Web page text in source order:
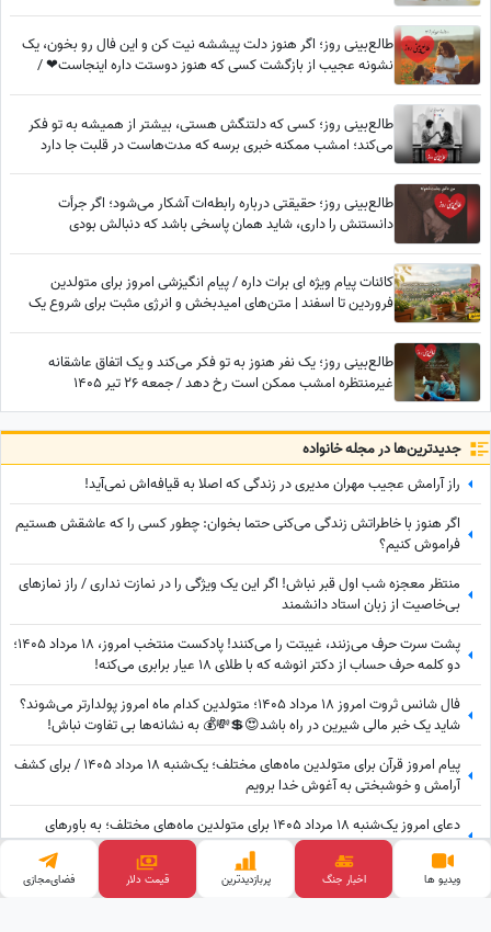
طالع‌بینی روز؛ اگر هنوز دلت پیششه نیت کن و این فال رو بخون، یک
نشونه عجیب از بازگشت کسی که هنوز دوستت داره اینجاست❤ /
طالع‌بینی روز؛ کسی که دلتنگش هستی، بیشتر از همیشه به تو فکر
می‌کند؛ امشب ممکنه خبری برسه که مدت‌هاست در قلبت جا دارد
طالع‌بینی روز؛ حقیقتی درباره رابطه‌ات آشکار می‌شود؛ اگر جرأت
دانستنش را داری، شاید همان پاسخی باشد که دنبالش بودی
کائنات پیام ویژه ای برات داره / پیام انگیزشی امروز برای متولدین
فروردین تا اسفند | متن‌های امیدبخش و انرژی مثبت برای شروع یک
طالع‌بینی روز؛ یک نفر هنوز به تو فکر می‌کند و یک اتفاق عاشقانه
غیرمنتظره امشب ممکن است رخ دهد / جمعه 26 تیر 1405
جدید‌ترین‌ها در مجله خانواده
راز آرامش عجیب مهران مدیری در زندگی که اصلا به قیافه‌اش نمی‌آید!
اگر هنوز با خاطراتش زندگی می‌کنی حتما بخوان: چطور کسی را که عاشقش هستیم
فراموش کنیم؟
منتظر معجزه شب اول قبر نباش! اگر این یک ویژگی را در نمازت نداری / راز نمازهای
بی‌خاصیت از زبان استاد دانشمند
پشت سرت حرف می‌زنند، غیبتت را می‌کنند! پادکست منتخب امروز، 18 مرداد 1405؛
دو کلمه حرف حساب از دکتر انوشه که با طلای 18 عیار برابری می‌کنه!
فال شانس ثروت امروز 18 مرداد 1405؛ متولدین کدام ماه امروز پولدارتر می‌شوند؟
شاید یک خبر مالی شیرین در راه باشد😍💲💸💰 به نشانه‌ها بی تفاوت نباش!
پیام امروز قرآن برای متولدین ماه‌های مختلف؛ یک‌شنبه 18 مرداد 1405 / برای کشف
آرامش و خوشبختی به آغوش خدا برویم
دعای امروز یک‌شنبه 18 مرداد 1405 برای متولدین ماه‌های مختلف؛ به باورهای
درستت پایبند بمان، حتی اگر دیگران آن را نپذیرند
تعبیر خواب روزانه امروز یک‌شنبه 18 مرداد 1405 / به ایده‌های متفاوت خود اعتماد
ویدیو ها اخبار جنگ پربازدید‌ترین قیمت طلا فضای‌مجازی